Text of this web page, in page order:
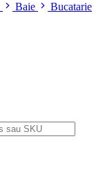
Baie
Bucatarie